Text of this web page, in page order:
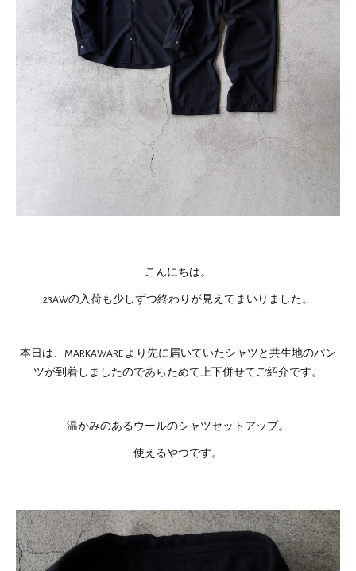
こんにちは。
23AWの入荷も少しずつ終わりが見えてまいりました。
本日は、MARKAWARE より先に届いていたシャツと共生地のパン
ツが到着しましたのであらためて上下併せてご紹介です。
温かみのあるウールのシャツセットアップ。
使えるやつです。